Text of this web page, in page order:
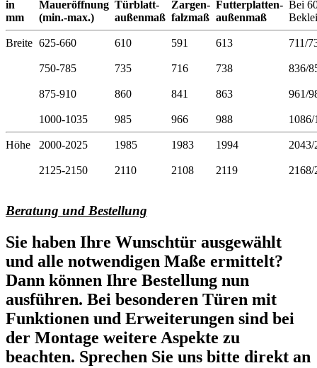
in
mm
Maueröffnung
(min.-max.)
Türblatt-
außenmaß
Zargen-
falzmaß
Futterplatten-
außenmaß
Bei
Breite 625-660 610 591 613 711/
750-785 735 716 738 836/
875-910 860 841 863 961/
1000-1035 985 966 988 1086/
Höhe 2000-2025 1985 1983 1994 2043/
2125-2150 2110 2108 2119 2168/
Beratung und Bestellung
Sie haben Ihre Wunschtür ausgewählt
und alle notwendigen Maße ermittelt?
Dann können Ihre Bestellung nun
ausführen. Bei besonderen Türen mit
Funktionen und Erweiterungen sind bei
der Montage weitere Aspekte zu
beachten. Sprechen Sie uns bitte direkt an